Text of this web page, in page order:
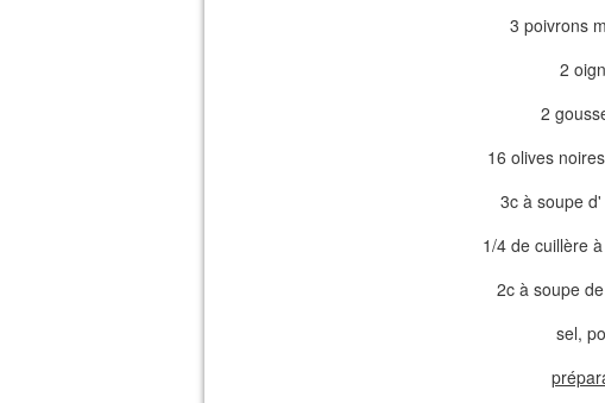
3 poivrons
2
2
16 olives
3c à soupe
1/4 de cuillère
2c à soupe
sel,